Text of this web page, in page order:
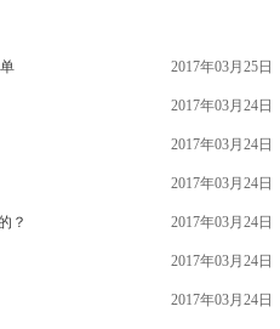
2017年03月25日
2017年03月24日
2017年03月24日
2017年03月24日
？ 2017年03月24日
2017年03月24日
2017年03月24日